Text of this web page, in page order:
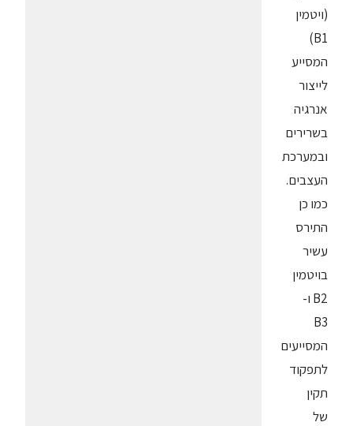
(ויטמין
B1)
המסייע
לייצור
אנרגיה
בשרירים
ובמערכת
העצבים.
כמו כן
התירס
עשיר
בויטמין
B2 ו-
B3
המסייעים
לתפקוד
תקין
של